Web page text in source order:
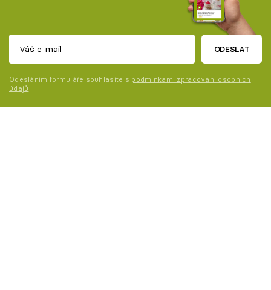
ODESLAT
Odesláním formuláře souhlasíte s podmínkami zpracování osobních
údajů